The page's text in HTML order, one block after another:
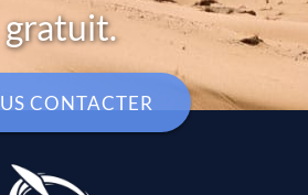
gratuit.
CONTACTER